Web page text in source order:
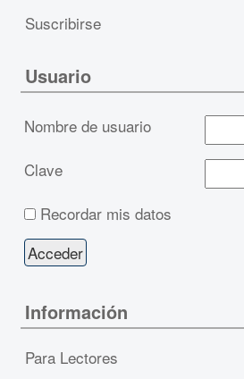
Suscribirse
Usuario
Nombre de usuario
Clave
Recordar mis datos
Información
Para Lectores